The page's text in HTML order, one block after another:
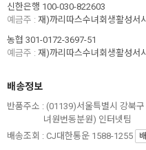
신한은행 100-030-822603
예금주 : 재)까리따스수녀회생활성서
농협 301-0172-3697-51
예금주 : 재)까리따스수녀회생활성서
배송정보
반품주소 : (01139)서울특별시 강북
녀원번동분원) 인터넷팀
배송조회 : CJ대한통운 1588-1255